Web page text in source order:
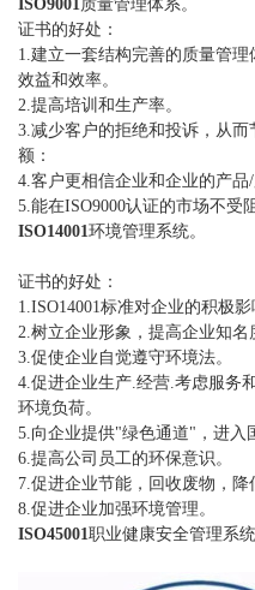
ISO9001质量管理体系。
证书的好处：
1.建立一套结构完善的质量管
效益和效率。
2.提高培训和生产率。
3.减少客户的拒绝和投诉，从
额：
4.客户更相信企业和企业的产品/
5.能在ISO9000认证的市场不受
ISO14001环境管理系统。
证书的好处：
1.ISO14001标准对企业的积极
2.树立企业形象，提高企业知名
3.促使企业自觉遵守环境法。
4.促进企业生产.经营.考虑服务
环境负荷。
5.向企业提供"绿色通道"，进入
6.提高公司员工的环保意识。
7.促进企业节能，回收废物，降
8.促进企业加强环境管理。
ISO45001职业健康安全管理系统